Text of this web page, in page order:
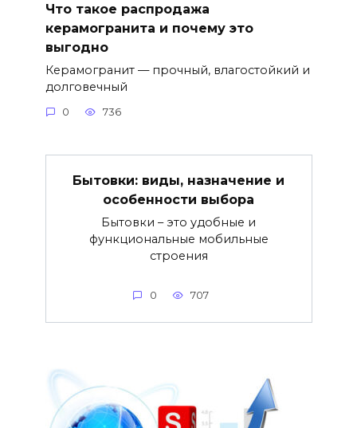
Что такое распродажа
керамогранита и почему это
выгодно
Керамогранит — прочный, влагостойкий и
долговечный
0 736
Бытовки: виды, назначение и
особенности выбора
Бытовки – это удобные и
функциональные мобильные
строения
0 707